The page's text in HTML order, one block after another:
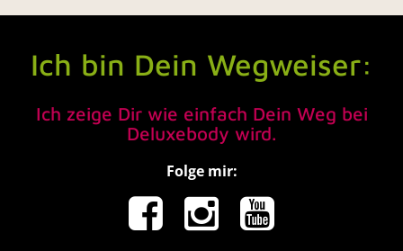
Ich bin Dein Wegweiser:
Ich zeige Dir wie einfach Dein Weg bei
Deluxebody wird.
Folge mir: